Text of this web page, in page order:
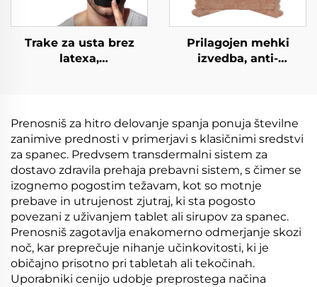
Trake za usta brez
latexa,
spanja za lažje dihanje
Prilagojen mehki
izvedba, anti-
hlaskanja, zdravstvena
oprema
Prenosniš za hitro delovanje spanja ponuja številne
zanimive prednosti v primerjavi s klasičnimi sredstvi
za spanec. Predvsem transdermalni sistem za
dostavo zdravila prehaja prebavni sistem, s čimer se
izognemo pogostim težavam, kot so motnje
prebave in utrujenost zjutraj, ki sta pogosto
povezani z uživanjem tablet ali sirupov za spanec.
Prenosniš zagotavlja enakomerno odmerjanje skozi
noč, kar preprečuje nihanje učinkovitosti, ki je
običajno prisotno pri tabletah ali tekočinah.
Uporabniki cenijo udobje preprostega načina